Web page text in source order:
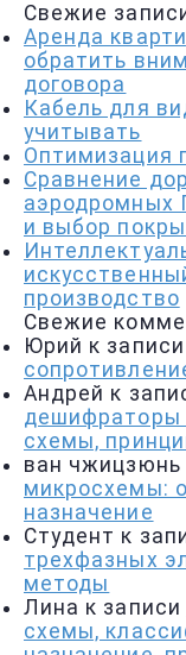
Свежие
Аренда
обратить
договора
Кабель для
учитывать
Оптимизация
Сравнение
аэродромных
и выбор
производство
Свежие
Юрий к записи
Андрей к
дешифраторы
схемы,
ван чжицзюнь
микросхемы:
назначение
Студент к
трехфазных
методы
Лина к записи
схемы,